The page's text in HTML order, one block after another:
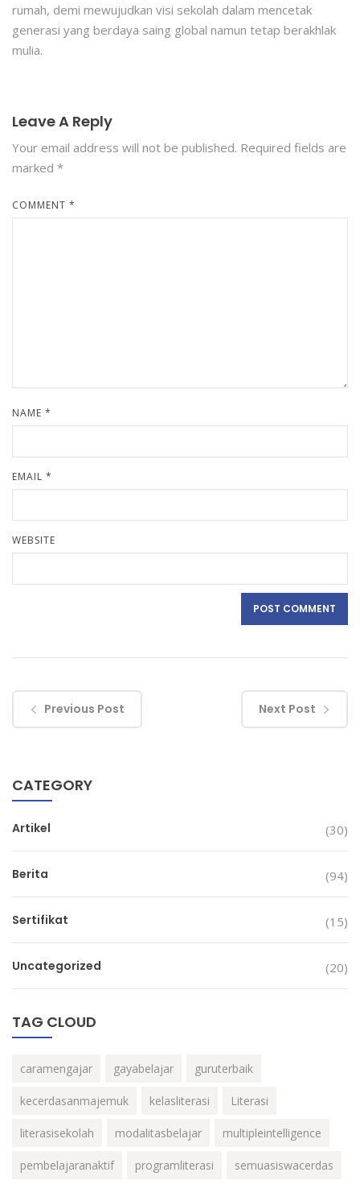
rumah, demi mewujudkan visi sekolah dalam mencetak
generasi yang berdaya saing global namun tetap berakhlak
mulia.
Leave A Reply
Your email address will not be published. Required fields are
marked *
COMMENT *
NAME *
EMAIL *
WEBSITE
Previous Post Next Post
CATEGORY
Artikel (30)
Berita (94)
Sertifikat (15)
Uncategorized (20)
TAG CLOUD
caramengajar gayabelajar guruterbaik
kecerdasanmajemuk kelasliterasi Literasi
literasisekolah modalitasbelajar multipleintelligence
pembelajaranaktif programliterasi semuasiswacerdas